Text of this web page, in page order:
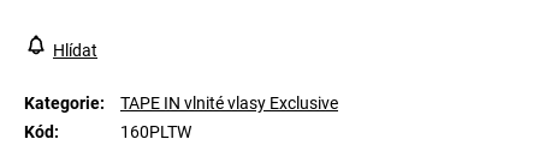
Kategorie:
TAPE IN vlnité vlasy Exclusive
Kód: 160PLTW
Hlídat